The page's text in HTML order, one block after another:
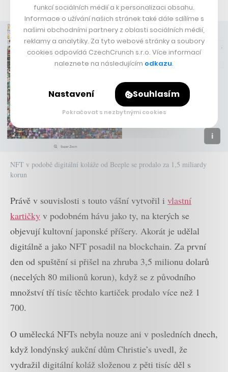
NFT v podobě digitální koláže od Beeple se prodalo za 1,5 miliardy
korun
Právě v souvislosti s touto vášní vytvořil i vlastní
kartičky v podobném hávu jako ty, na kterých se
objevují kultovní japonské příšery. Akorát je udělal
digitálně a jako NFT posadil na blockchain. Za první
den od spuštění si přišel na zhruba 3,5 milionu dolarů
(necelých 80 milionů korun), když se z původního
množství tří tisíc těchto kartiček prodalo více než 1
700.
O umělecká NFTs nebyla nouze ani v posledních dnech,
když londýnský aukční dům Christie’s uvedl, že
vydražil digitální koláž složenou z pěti tisíc děl s
funkcí sociálních médií a k personalizaci obsahu.
Informace o užívání našich stránek také dále sdílíme s
našimi obchodními partnery z oblasti sociálních médií,
reklamy a analytiky. Za tyto webové stránky a soubory
cookies odpovídá CzechCrunch s.r.o. Více informací
naleznete na následujícím odkazu.
Nastavení Souhlasím
Pokračovat s nezbytnými cookies